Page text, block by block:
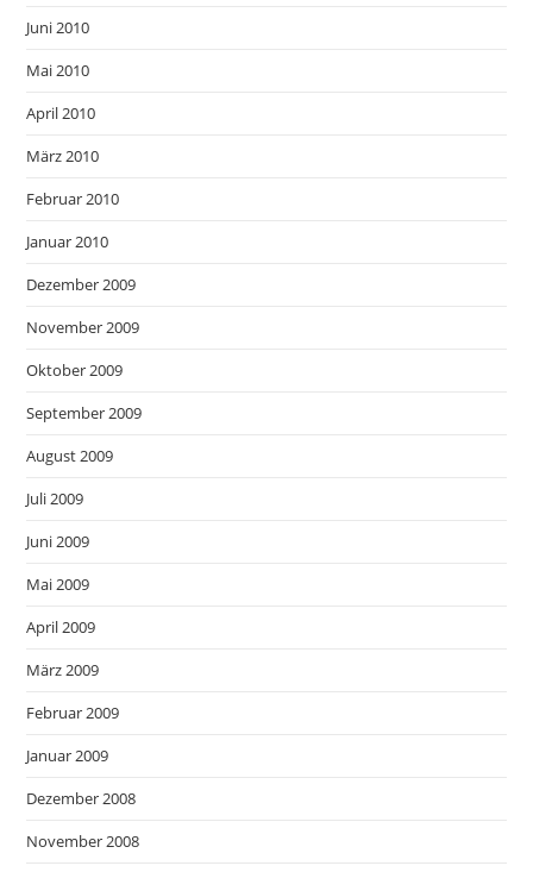
Juni 2010
Mai 2010
April 2010
März 2010
Februar 2010
Januar 2010
Dezember 2009
November 2009
Oktober 2009
September 2009
August 2009
Juli 2009
Juni 2009
Mai 2009
April 2009
März 2009
Februar 2009
Januar 2009
Dezember 2008
November 2008